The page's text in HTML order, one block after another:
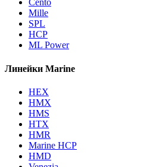
Cento
Mille
SPL
HCP
ML Power
Линейки Marine
HEX
HMX
HMS
HTX
HMR
Marine HCP
HMD